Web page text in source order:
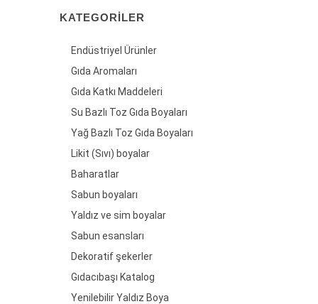
KATEGORILER
Endüstriyel Ürünler
Gıda Aromaları
Gıda Katkı Maddeleri
Su Bazlı Toz Gıda Boyaları
Yağ Bazlı Toz Gıda Boyaları
Likit (Sıvı) boyalar
Baharatlar
Sabun boyaları
Yaldız ve sim boyalar
Sabun esansları
Dekoratif şekerler
Gıdacıbaşı Katalog
Yenilebilir Yaldız Boya